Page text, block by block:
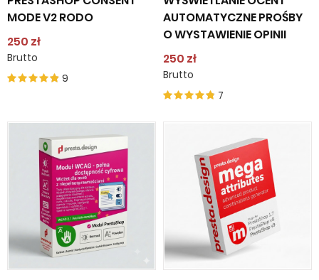
MODE V2 RODO
250 zł
Brutto
9
AUTOMATYCZNE PROŚBY
O WYSTAWIENIE OPINII
250 zł
Brutto
7